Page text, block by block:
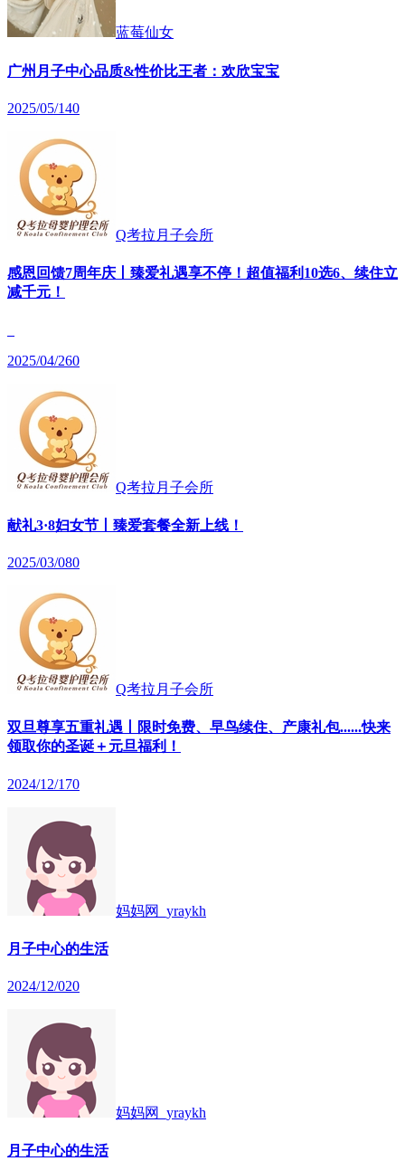
蓝莓仙女
广州月子中心品质&性价比王者：欢欣宝宝
2025/05/140
Q考拉月子会所
感恩回馈7周年庆丨臻爱礼遇享不停！超值福利10选6、续住立
减千元！
2025/04/260
Q考拉月子会所
献礼3·8妇女节丨臻爱套餐全新上线！
2025/03/080
Q考拉月子会所
双旦尊享五重礼遇丨限时免费、早鸟续住、产康礼包......快来
领取你的圣诞＋元旦福利！
2024/12/170
妈妈网_yraykh
月子中心的生活
2024/12/020
妈妈网_yraykh
月子中心的生活